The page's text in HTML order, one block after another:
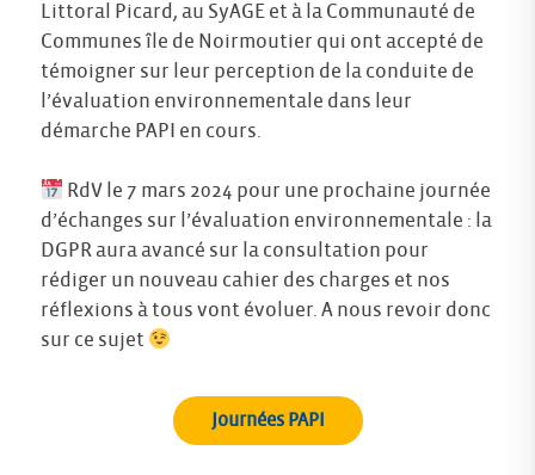
Littoral Picard, au SyAGE et à la Communauté de
Communes île de Noirmoutier qui ont accepté de
témoigner sur leur perception de la conduite de
l’évaluation environnementale dans leur
démarche PAPI en cours.
RdV le 7 mars 2024 pour une prochaine journée
d’échanges sur l’évaluation environnementale : la
DGPR aura avancé sur la consultation pour
rédiger un nouveau cahier des charges et nos
réflexions à tous vont évoluer. A nous revoir donc
sur ce sujet
Journées PAPI